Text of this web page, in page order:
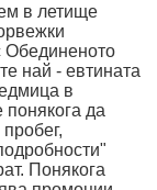
в летище
Обединеното
най - евтината
в
да
Понякога